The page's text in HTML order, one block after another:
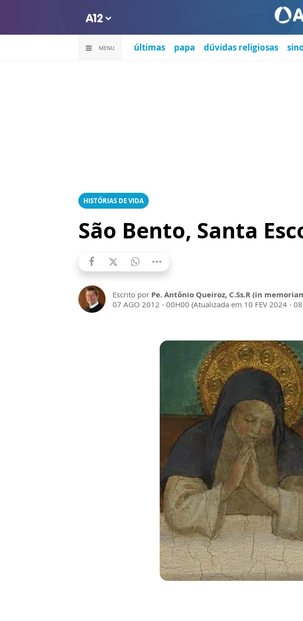
MENU últimas papa dúvidas religiosas
HISTÓRIAS DE VIDA
São Bento, Santa
Escrito por Pe. Antônio Queiroz, C.Ss.R (in
07 AGO 2012 - 00H00 (Atualizada em 10 FEV 2024 -